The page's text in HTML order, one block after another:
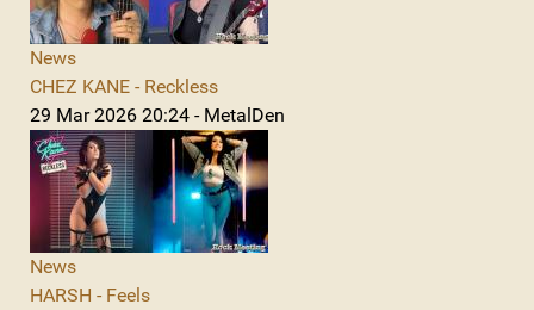
News
CHEZ KANE - Reckless
29 Mar 2026 20:24 - MetalDen
News
HARSH - Feels